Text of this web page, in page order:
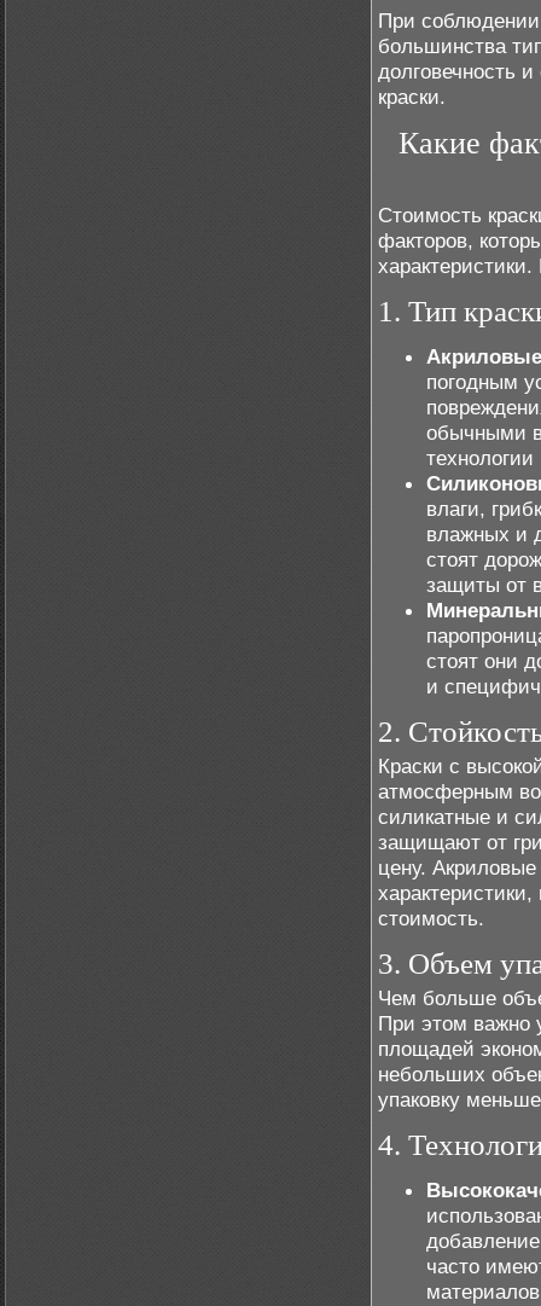
При
большинства
долговечность
краски.
Какие
Стоимость
факторов,
1. Тип
погодным
обычными
влаги,
влажных и
стоят
защиты от
стоят они
и
2.
Краски с
атмосферным
силикатные и
защищают от
цену.
стоимость.
3. Объем
Чем больше
При этом важно
площадей
небольших
упаковку
4.
часто